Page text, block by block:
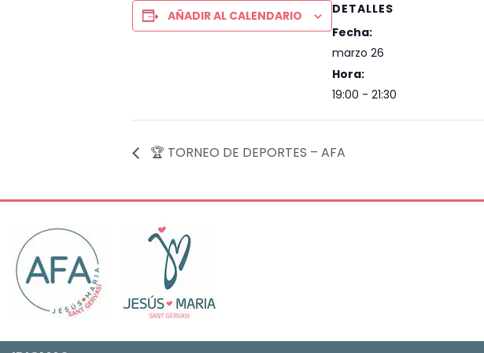
AÑADIR AL CALENDARIO
DETALLES
Fecha:
marzo 26
Hora:
19:00 - 21:30
🏆 TORNEO DE DEPORTES – AFA